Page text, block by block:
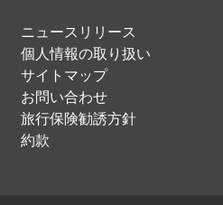
ニュースリリース
個人情報の取り扱い
サイトマップ
お問い合わせ
旅行保険勧誘方針
約款